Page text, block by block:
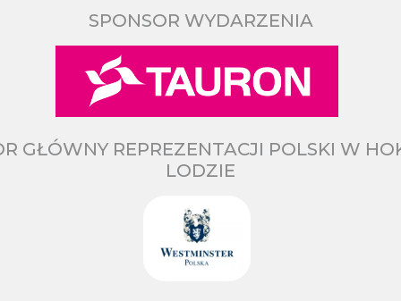
SPONSOR WYDARZENIA
GŁÓWNY REPREZENTACJI POLSKI W
LODZIE